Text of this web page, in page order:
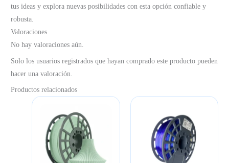
tus ideas y explora nuevas posibilidades con esta opción confiable y
robusta.
Valoraciones
No hay valoraciones aún.
Solo los usuarios registrados que hayan comprado este producto pueden
hacer una valoración.
Productos relacionados